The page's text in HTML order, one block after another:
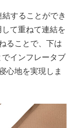
することができ
て重ねて連結を
ることで、下は
インフレータブ
心地を実現しま